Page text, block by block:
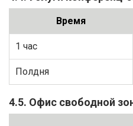
Время
1 час
Полдня
4.5. Офис свободной